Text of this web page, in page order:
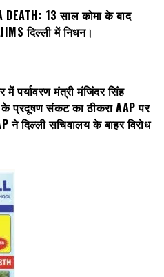
DEATH: 13 साल कोमा के बाद
दिल्ली में निधन।
में पर्यावरण मंत्री मंजिंदर सिंह
के प्रदूषण संकट का ठीकरा AAP पर
ने दिल्ली सचिवालय के बाहर विरोध